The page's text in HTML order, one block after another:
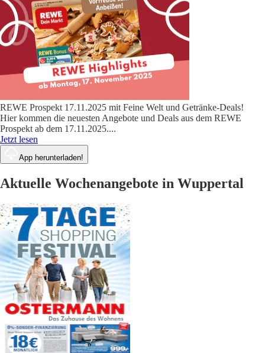
REWE Prospekt 17.11.2025 mit Feine Welt und Getränke-Deals!
Hier kommen die neuesten Angebote und Deals aus dem REWE
Prospekt ab dem 17.11.2025....
Jetzt lesen
App herunterladen!
Aktuelle Wochenangebote in Wuppertal